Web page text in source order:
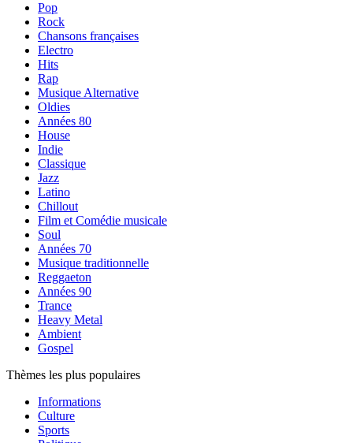
Pop
Rock
Chansons françaises
Electro
Hits
Rap
Musique Alternative
Oldies
Années 80
House
Indie
Classique
Jazz
Latino
Chillout
Film et Comédie musicale
Soul
Années 70
Musique traditionnelle
Reggaeton
Années 90
Trance
Heavy Metal
Ambient
Gospel
Thèmes les plus populaires
Informations
Culture
Sports